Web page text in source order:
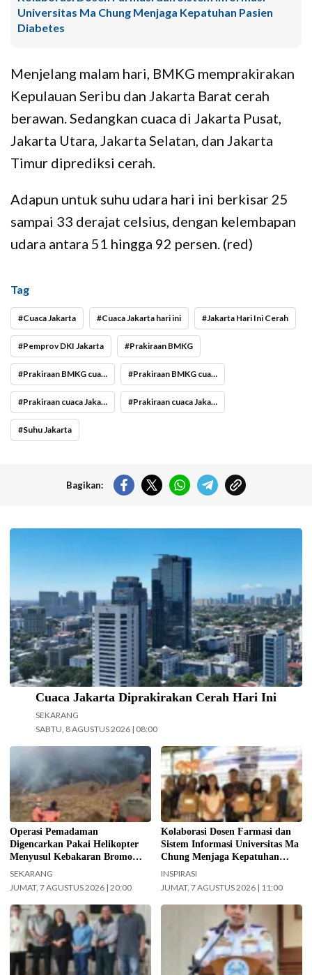
Universitas Ma Chung Menjaga Kepatuhan Pasien
Diabetes
Menjelang malam hari, BMKG memprakirakan
Kepulauan Seribu dan Jakarta Barat cerah
berawan. Sedangkan cuaca di Jakarta Pusat,
Jakarta Utara, Jakarta Selatan, dan Jakarta
Timur diprediksi cerah.
Adapun untuk suhu udara hari ini berkisar 25
sampai 33 derajat celsius, dengan kelembapan
udara antara 51 hingga 92 persen. (red)
Tag
Cuaca Jakarta Cuaca Jakarta hari ini Jakarta Hari Ini Cerah
Pemprov DKI Jakarta Prakiraan BMKG
Prakiraan BMKG cuaca Jakarta Prakiraan BMKG cuaca Jakarta hari ini
Prakiraan cuaca Jakarta Prakiraan cuaca Jakarta hari ini
Suhu Jakarta
Bagikan:
Cuaca Jakarta Diprakirakan Cerah Hari Ini
SEKARANG
SABTU, 8 AGUSTUS 2026 | 08:00
Operasi pemadaman kebakaran di
kawasan Taman Nasional Bromo
Tengger Semeru (TNBTS) terus
digencarkan, Jumat (7/8/2026)
hari ini. (Foto: BPBD Kabupaten
Malang).
Operasi Pemadaman
Digencarkan Pakai Helikopter
Menyusul Kebakaran Bromo
Meluas ke Arah Bukit B 29
SEKARANG
JUMAT, 7 AGUSTUS 2026 | 20:00
Kolaborasi Dosen Farmasi dan
Sistem Informasi Universitas Ma
Chung dalam menjaga kepatuhan
pasien diabetes melalui kegiatan
Pengabdian Masyarakat Dosen.
(Foto: ist)
Kolaborasi Dosen Farmasi dan
Sistem Informasi Universitas Ma
Chung Menjaga Kepatuhan
Pasien Diabetes
INSPIRASI
JUMAT, 7 AGUSTUS 2026 | 11:00
Jajaran Pengurus FKAUB Malang
beserta perwakilan panitia
pelaksana Barikan Anak Nusantara
(BAN) Ke – 5 silaturahmi dengan
Yayasan Masjid Agung Jami Kota
Kepala UPAS Dishub DKI Jakarta,
Koharudin. (Foto: Nugroho Sejati-
beritajakarta.id)